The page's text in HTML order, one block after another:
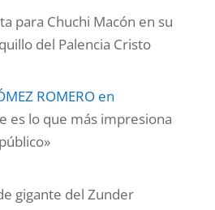
para Chuchi Macón en su
del Palencia Cristo
ROMEROen
es lo que más impresiona
gigante del Zunder